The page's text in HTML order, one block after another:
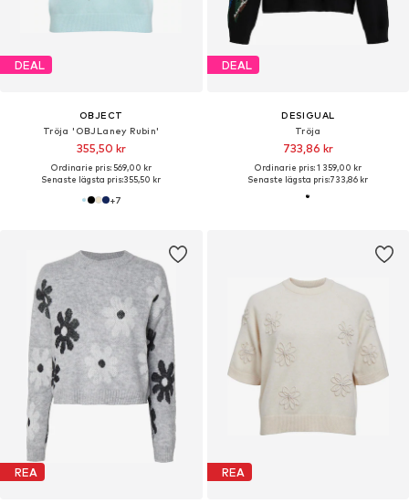
DEAL
OBJECT
Tröja 'OBJLaney Rubin'
355,50 kr
Ordinarie pris: 569,00 kr
Senaste lägsta pris:355,50 kr
+7
DEAL
DESIGUAL
Tröja
733,86 kr
Ordinarie pris: 1 359,00 kr
Senaste lägsta pris:733,86 kr
REA REA